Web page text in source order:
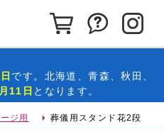
カートを見る
お問い合
です。北海道、青森、秋田、
11日 となります。
ジ用 葬儀用スタンド花2段